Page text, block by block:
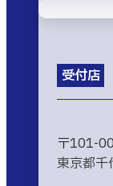
受付店
〒101-
東京都